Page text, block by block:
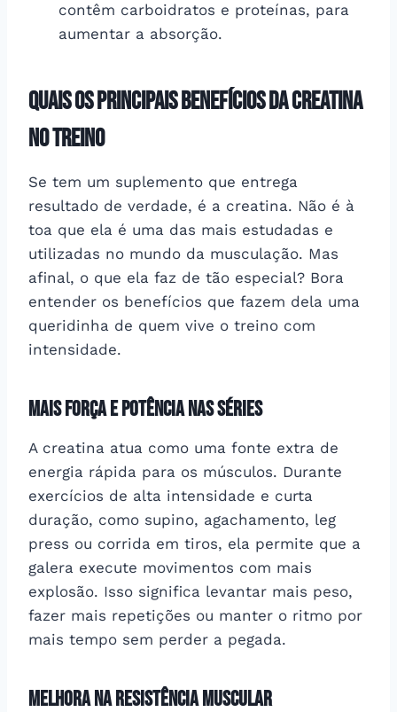
contêm carboidratos e proteínas, para
aumentar a absorção.
Quais os principais benefícios da creatina
no treino
Se tem um suplemento que entrega
resultado de verdade, é a creatina. Não é à
toa que ela é uma das mais estudadas e
utilizadas no mundo da musculação. Mas
afinal, o que ela faz de tão especial? Bora
entender os benefícios que fazem dela uma
queridinha de quem vive o treino com
intensidade.
Mais força e potência nas séries
A creatina atua como uma fonte extra de
energia rápida para os músculos. Durante
exercícios de alta intensidade e curta
duração, como supino, agachamento, leg
press ou corrida em tiros, ela permite que a
galera execute movimentos com mais
explosão. Isso significa levantar mais peso,
fazer mais repetições ou manter o ritmo por
mais tempo sem perder a pegada.
Melhora na resistência muscular